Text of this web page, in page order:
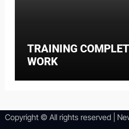
TRAINING
WORK
Copyright © All rights reserved